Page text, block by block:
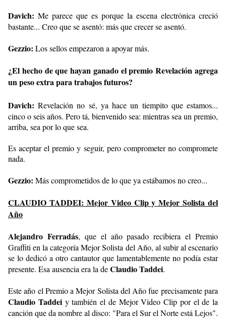
Davich: Me parece que es porque la escena electrónica creció
bastante... Creo que se asentó: más que crecer se asentó.
Gezzio: Los sellos empezaron a apoyar más.
¿El hecho de que hayan ganado el premio Revelación agrega
un peso extra para trabajos futuros?
Davich:Revelación no sé, ya hace un tiempito que estamos...
cinco o seis años. Pero tá, bienvenido sea: mientras sea un premio,
arriba, sea por lo que sea.
Es aceptar el premio y seguir, pero comprometer no compromete
nada.
Gezzio: Más comprometidos de lo que ya estábamos no creo...
CLAUDIO TADDEI: Mejor Video Clip y Mejor Solista del
Año
Alejandro Ferradás, que el año pasado recibiera el Premio
Graffiti en la categoría Mejor Solista del Año, al subir al escenario
se lo dedicó a otro cantautor que lamentablemente no podía estar
presente. Esa ausencia era la deClaudio Taddei.
Este año el Premio a Mejor Solista del Año fue precisamente para
Claudio Taddeiy también el de Mejor Video Clip por el de la
canción que da nombre al disco: "Para el Sur el Norte está Lejos".